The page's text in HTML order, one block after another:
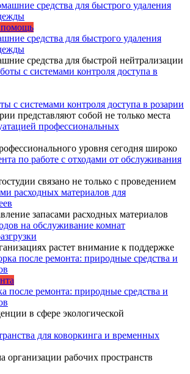
помощь
средства для быстрого удаления
средства для быстрой нейтрализации
с системами контроля доступа в розарии
представляют собой не только места
профессиональных
уровня сегодня широко
по работе с отходами от обслуживания
связано не только с проведением
расходных материалов для
запасами расходных материалов
на обслуживание комнат
растет внимание к поддержке
после ремонта: природные средства и
в сфере экологической
для коворкинга и временных
организации рабочих пространств